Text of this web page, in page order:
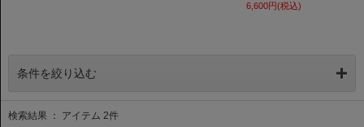
6,600円(税込)
条件を絞り込む
検索結果 ： アイテム 2件